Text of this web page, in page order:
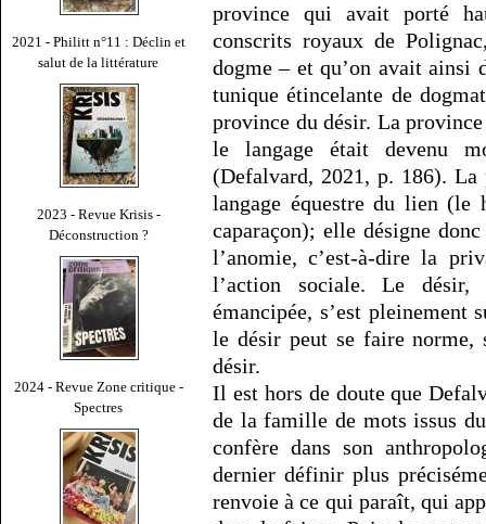
2021 - Philitt n°11 : Déclin et
salut de la littérature
2023 - Revue Krisis -
Déconstruction ?
2024 - Revue Zone critique -
Spectres
province qui avait porté
conscrits royaux de
dogme – et qu’on avait ainsi
tunique étincelante de
province du désir. La
le langage était devenu
(Defalvard, 2021, p. 186).
langage équestre du lien (le
caparaçon); elle désigne
l’anomie, c’est-à-dire la
l’action sociale. Le désir,
émancipée, s’est pleinement
le désir peut se faire norme,
désir.
Il est hors de doute que
de la famille de mots issus
confère dans son
dernier définir plus
renvoie à ce qui paraît, qui